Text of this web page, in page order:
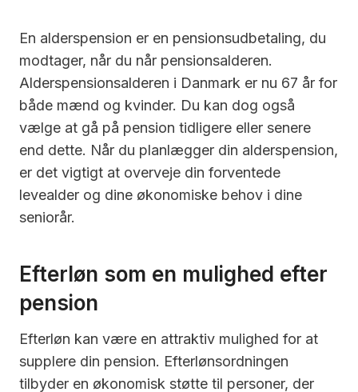
En alderspension er en pensionsudbetaling, du
modtager, når du når pensionsalderen.
Alderspensionsalderen i Danmark er nu 67 år for
både mænd og kvinder. Du kan dog også
vælge at gå på pension tidligere eller senere
end dette. Når du planlægger din alderspension,
er det vigtigt at overveje din forventede
levealder og dine økonomiske behov i dine
seniorår.
Efterløn som en mulighed efter
pension
Efterløn kan være en attraktiv mulighed for at
supplere din pension. Efterlønsordningen
tilbyder en økonomisk støtte til personer, der